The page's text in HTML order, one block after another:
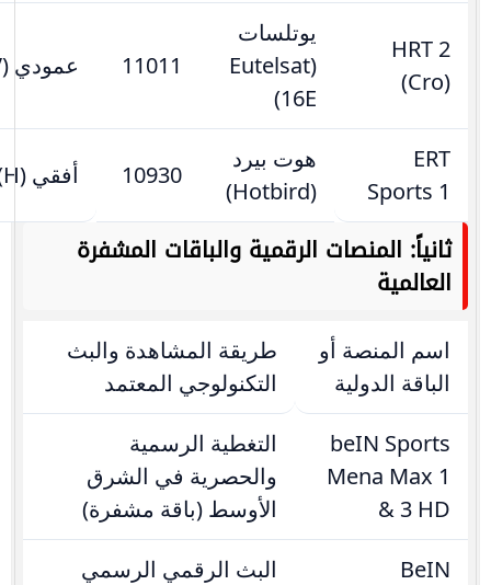
HRT 2
(Cro)
يوتلسات
(Eutelsat
16E)
11011 عمودي (V)
ERT
Sports 1
هوت بيرد
(Hotbird)
10930 أفقي (H)
ثانياً: المنصات الرقمية والباقات المشفرة
العالمية
اسم المنصة أو
الباقة الدولية
طريقة المشاهدة والبث
التكنولوجي المعتمد
beIN Sports
Mena Max 1
& 3 HD
التغطية الرسمية
والحصرية في الشرق
الأوسط (باقة مشفرة)
BeIN
البث الرقمي الرسمي